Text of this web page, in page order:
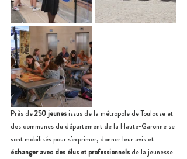
Près de 250 jeunes issus de la métropole de Toulouse et
des communes du département de la Haute-Garonne se
sont mobilisés pour s'exprimer, donner leur avis et
échanger avec des élus et professionnels de la jeunesse